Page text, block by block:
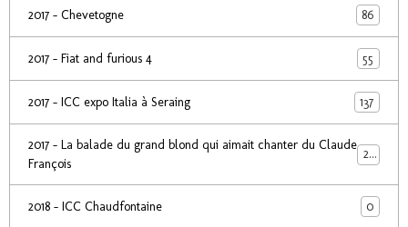
2017 - Chevetogne 86
2017 - Fiat and furious 4 55
2017 - ICC expo Italia à Seraing 137
2017 - La balade du grand blond qui aimait chanter du Claude
François
24
2018 - ICC Chaudfontaine 0